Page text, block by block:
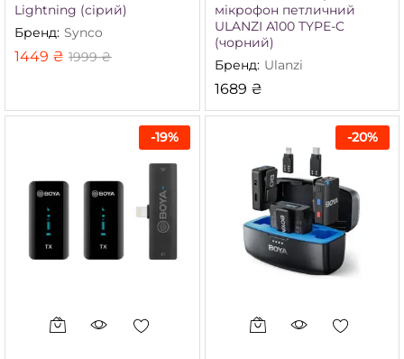
Lightning (сірий)
Бренд: Synco
1449 ₴ 1999₴
мікрофон петличний
ULANZI A100 TYPE-C
(чорний)
Бренд: Ulanzi
1689 ₴
-19% -20%